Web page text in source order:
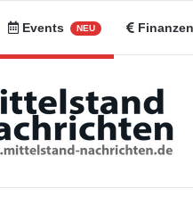
Events NEU Finanzen